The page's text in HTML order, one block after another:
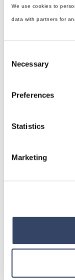
We use cookies to
data with partners for
Selection
Necessary
Preferences
Statistics
Marketing
Allgemein
hsbDecke